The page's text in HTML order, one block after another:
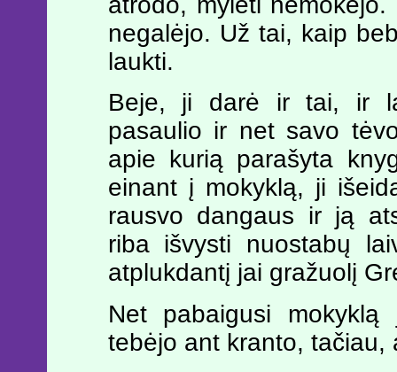
negalėjo. Už tai, kaip
laukti.
Beje, ji darė ir tai, ir
pasaulio ir net savo
apie kurią parašyta
einant į mokyklą, ji
rausvo dangaus ir ją
riba išvysti nuostabų
atplukdantį jai gražuolį
Net pabaigusi
tebėjo ant kranto,